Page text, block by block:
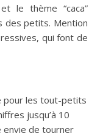
le thème “caca”
des petits. Mention
qui font de
pour les tout-petits
jusqu’à 10
envie de tourner